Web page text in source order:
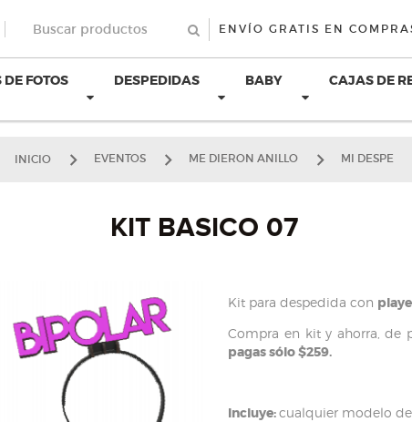
ENVÍO GRATIS EN
FOTOS DESPEDIDAS BABY CAJAS DE
INICIO EVENTOS ME DIERON ANILLO MI DESPE
KIT BASICO 07
Kit para despedida con
Compra en kit y ahorra, de
pagas sólo $259.
Incluye:cualquier modelo